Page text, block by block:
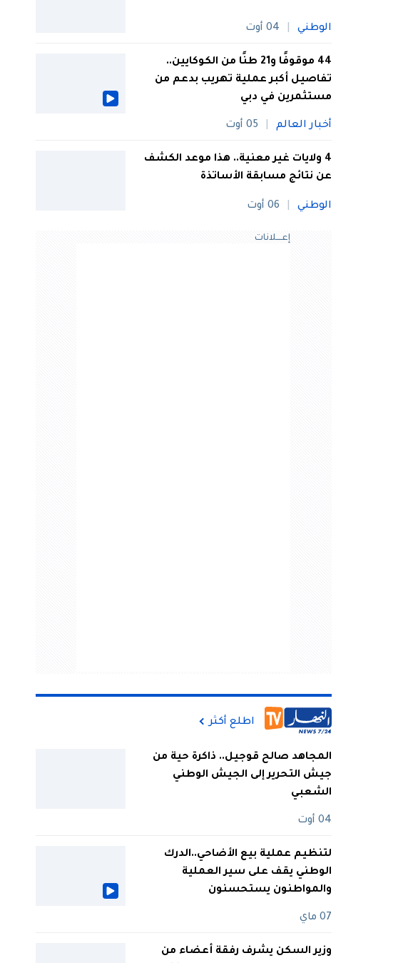
الوطني 04 أوت
44 موقوفًا و21 طنًا من الكوكايين..
تفاصيل أكبر عملية تهريب بدعم من
مستثمرين في دبي
أخبار العالم 05 أوت
4 ولايات غير معنية.. هذا موعد الكشف
عن نتائج مسابقة الأساتذة
الوطني 06 أوت
إعــــلانات
اطلع أكثر
المجاهد صالح قوجيل.. ذاكرة حية من
جيش التحرير إلى الجيش الوطني
الشعبي
04 أوت
لتنظيم عملية بيع الأضاحي..الدرك
الوطني يقف على سير العملية
والمواطنون يستحسنون
07 ماي
وزير السكن يشرف رفقة أعضاء من